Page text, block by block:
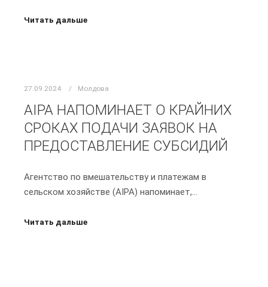
Читать дальше
27.09.2024 Молдова
AIPA НАПОМИНАЕТ О КРАЙНИХ
СРОКАХ ПОДАЧИ ЗАЯВОК НА
ПРЕДОСТАВЛЕНИЕ СУБСИДИЙ
Агентство по вмешательству и платежам в
сельском хозяйстве (AIPA) напоминает,…
Читать дальше